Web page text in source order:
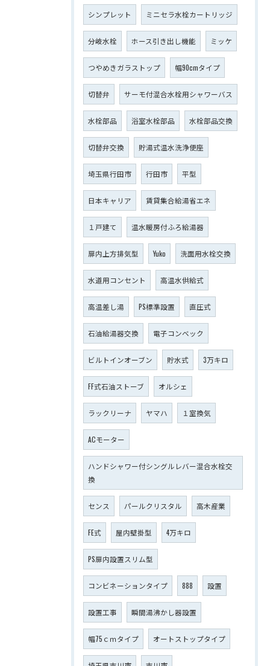
シンプレット ミニセラ水栓カートリッジ
分岐水栓 ホース引き出し機能 ミッケ
つやめきガラストップ 幅90cmタイプ
切替弁 サーモ付混合水栓用シャワーバス
水栓部品 浴室水栓部品 水栓部品交換
切替弁交換 貯湯式温水洗浄便座
埼玉県行田市 行田市 平型
日本キャリア 賃貸集合給湯省エネ
１戸建て 温水暖房付ふろ給湯器
扉内上方排気型 Yuko 洗面用水栓交換
水道用コンセント 高温水供給式
高温差し湯 PS標準設置 直圧式
石油給湯器交換 電子コンベック
ビルトインオーブン 貯水式 3万キロ
FF式石油ストーブ オルシェ
ラックリーナ ヤマハ １室換気
ACモーター
ハンドシャワー付シングルレバー混合水栓交
換
センス パールクリスタル 高木産業
FE式 屋内壁掛型 4万キロ
PS扉内設置スリム型
コンビネーションタイプ 888 設置
設置工事 瞬間湯沸かし器設置
幅75ｃｍタイプ オートストップタイプ